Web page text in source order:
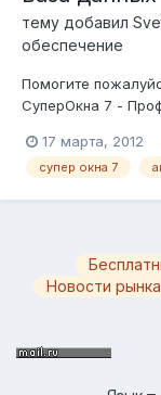
тему добавил
обеспечение
Помогите
СуперОкна 7 -
пожалуйста! Или
под себя.
17 марта, 2012
супер окна 7
Новости